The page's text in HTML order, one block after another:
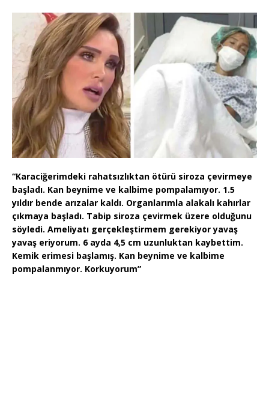
“Karaciğerimdeki rahatsızlıktan ötürü siroza çevirmeye
başladı. Kan beynime ve kalbime pompalamıyor. 1.5
yıldır bende arızalar kaldı. Organlarımla alakalı kahırlar
çıkmaya başladı. Tabip siroza çevirmek üzere olduğunu
söyledi. Ameliyatı gerçekleştirmem gerekiyor yavaş
yavaş eriyorum. 6 ayda 4,5 cm uzunluktan kaybettim.
Kemik erimesi başlamış. Kan beynime ve kalbime
pompalanmıyor. Korkuyorum”